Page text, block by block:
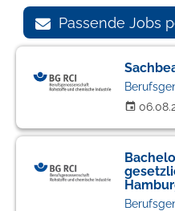
Passende Jobs